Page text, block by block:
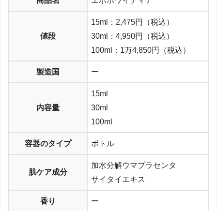
値段
15ml：2,475円（税込）
30ml：4,950円（税込）
100ml：1万4,850円（税込）
製造国 ー
内容量
15ml
30ml
100ml
容器のタイプ ボトル
肌ケア成分
加水分解ウマプラセンタ
サイタイエキス
香り ー